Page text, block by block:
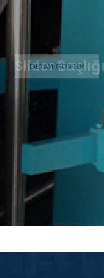
Slider Başlığı 1
DETAYI GÖSTER